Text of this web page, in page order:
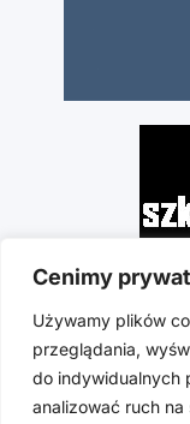
Cenimy
Używamy plików
przeglądania,
do indywidualnych
analizować ruch